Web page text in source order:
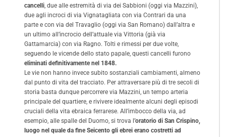
cancelli , due alle estremità di via dei Sabbioni (oggi via Mazzini),
due agli incroci di via Vignatagliata con via Contrari da una
parte e con via del Travaglio (oggi via San Romano) dall’altra e
un ultimo all’incrocio dell’attuale via Vittoria (già via
Gattamarcia) con via Ragno. Tolti e rimessi per due volte,
seguendo le vicende dello stato papale, questi cancelli furono
eliminati definitivamente nel 1848.
Le vie non hanno invece subito sostanziali cambiamenti, almeno
dal punto di vita del tracciato. Per attraversare più di tre secoli di
storia basta dunque percorrere via Mazzini, un tempo arteria
principale del quartiere, e rivivere idealmente alcuni degli episodi
cruciali della vita ebraica ferrarese. All’imbocco della via, ad
esempio, alle spalle del Duomo, si trova l’oratorio di San Crispino,
luogo nel quale da fine Seicento gli ebrei erano costretti ad